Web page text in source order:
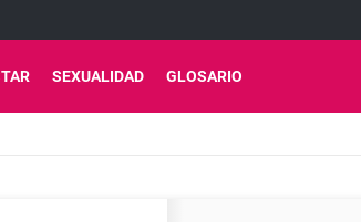
SEXUALIDAD GLOSARIO